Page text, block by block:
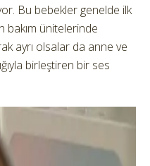
Bu bebekler genelde ilk
bakım ünitelerinde
ayrı olsalar da anne ve
birleştiren bir ses